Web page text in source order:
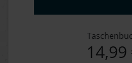
14,99